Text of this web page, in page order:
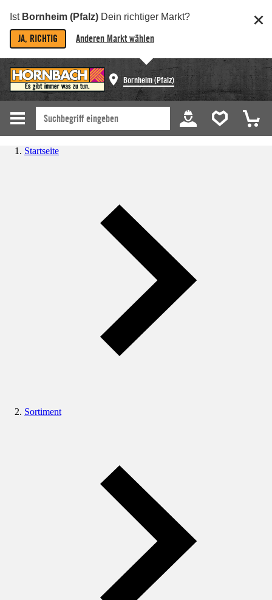
Ist Bornheim (Pfalz) Dein richtiger Markt?
JA, RICHTIG Anderen Markt wählen
Bornheim (Pfalz)
Startseite
Sortiment